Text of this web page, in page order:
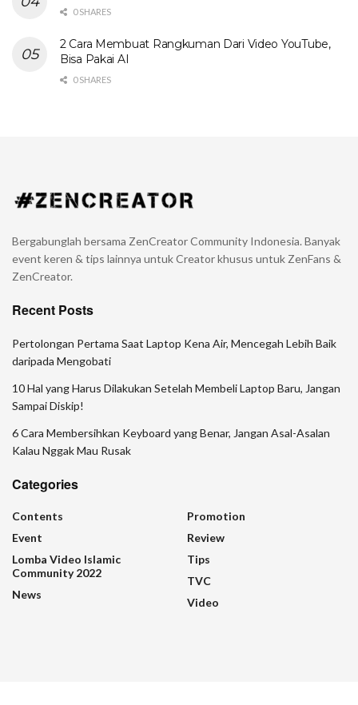
0 SHARES
2 Cara Membuat Rangkuman Dari Video YouTube,
Bisa Pakai AI
0 SHARES
Bergabunglah bersama ZenCreator Community Indonesia. Banyak
event keren & tips lainnya untuk Creator khusus untuk ZenFans &
ZenCreator.
Recent Posts
Pertolongan Pertama Saat Laptop Kena Air, Mencegah Lebih Baik
daripada Mengobati
10 Hal yang Harus Dilakukan Setelah Membeli Laptop Baru, Jangan
Sampai Diskip!
6 Cara Membersihkan Keyboard yang Benar, Jangan Asal-Asalan
Kalau Nggak Mau Rusak
Categories
Contents
Event
Lomba Video Islamic
Community 2022
News
Promotion
Review
Tips
TVC
Video